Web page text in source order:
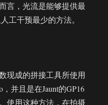
言，光流是能够提供最
工干预最少的方法。
现成的拼接工具所使用
并且是在Jaunt的GP16
使用这种方法，在拍摄